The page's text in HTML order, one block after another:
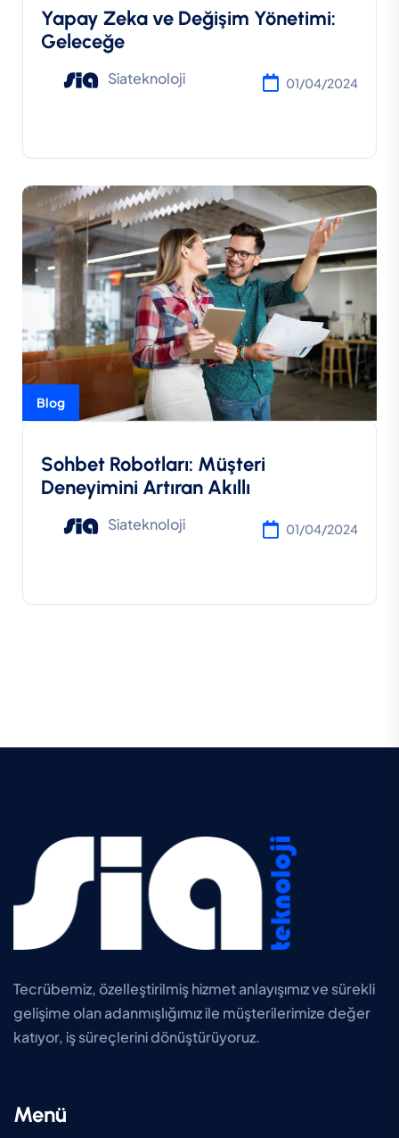
Yapay Zeka ve Değişim Yönetimi:
Geleceğe
Siateknoloji 01/04/2024
Blog
Sohbet Robotları: Müşteri
Deneyimini Artıran Akıllı
Siateknoloji 01/04/2024
Tecrübemiz, özelleştirilmiş hizmet anlayışımız ve sürekli
gelişime olan adanmışlığımız ile müşterilerimize değer
katıyor, iş süreçlerini dönüştürüyoruz.
Menü